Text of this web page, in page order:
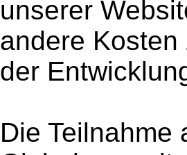
unserer
andere
der
Die Teilnahme